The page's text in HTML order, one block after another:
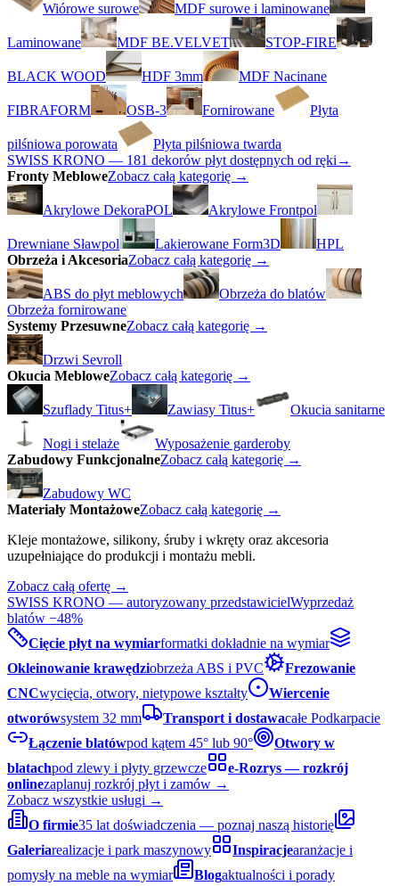
Wiórowe surowe MDF surowe i laminowane
Laminowane MDF BE.VELVET STOP-FIRE
BLACK WOOD HDF 3mm MDF Nacinane
FIBRAFORM OSB-3 Fornirowane Płyta
pilśniowa porowata
Płyta pilśniowa twarda
SWISS KRONO — 181 dekorów płyt dostępnych od ręki →
Fronty MebloweZobacz całą kategorię →
Akrylowe DekoraPOL Akrylowe Frontpol
Drewniane Sławpol Lakierowane Form3D
HPL
Obrzeża i AkcesoriaZobacz całą kategorię →
ABS do płyt meblowych
Obrzeża do blatów
Obrzeża fornirowane
Systemy PrzesuwneZobacz całą kategorię →
Drzwi Sevroll
Okucia MebloweZobacz całą kategorię →
Szuflady Titus+ Zawiasy Titus+ Okucia sanitarne
Nogi i stelaże
Wyposażenie garderoby
Zabudowy FunkcjonalneZobacz całą kategorię →
Zabudowy WC
Materiały MontażoweZobacz całą kategorię →
Kleje montażowe, silikony, śruby i wkręty oraz akcesoria
uzupełniające do produkcji i montażu mebli.
Zobacz całą ofertę →
SWISS KRONO — autoryzowany przedstawicielWyprzedaż
blatów −48%
Cięcie płyt na wymiarformatki dokładnie na wymiar
Okleinowanie krawędziobrzeża ABS i PVC
Frezowanie
CNCwycięcia, otwory, nietypowe kształty
Wiercenie
otworówsystem 32 mm Transport i dostawacałe Podkarpacie
Łączenie blatówpod kątem 45° lub 90°
Otwory w
blatachpod zlewy i płyty grzewcze
e-Rozrys — rozkrój
onlinezaplanuj rozkrój płyt i zamów →
Zobacz wszystkie usługi →
O firmie35 lat doświadczenia — poznaj naszą historię
Galeriarealizacje i park maszynowy Inspiracjearanżacje i
pomysły na meble na wymiar
Blogaktualności i porady